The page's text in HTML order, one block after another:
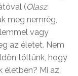
(Olasz
meg nemrég,
vagy
az életet. Nem
töltünk, hogy
életben? Mi az,